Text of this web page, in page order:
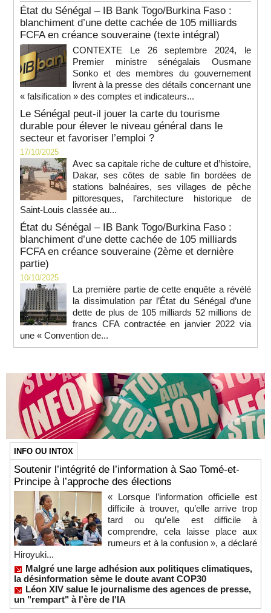
État du Sénégal – IB Bank Togo/Burkina Faso :
blanchiment d’une dette cachée de 105 milliards
FCFA en créance souveraine (texte intégral)
CONTEXTE Le 26 septembre 2024, le
Premier ministre sénégalais Ousmane
Sonko et des membres du gouvernement
livrent à la presse des détails concernant une
« falsification » des comptes et indicateurs...
Le Sénégal peut-il jouer la carte du tourisme
durable pour élever le niveau général dans le
secteur et favoriser l’emploi ?
17/10/2025
Avec sa capitale riche de culture et d’histoire,
Dakar, ses côtes de sable fin bordées de
stations balnéaires, ses villages de pêche
pittoresques, l’architecture historique de
Saint-Louis classée au...
État du Sénégal – IB Bank Togo/Burkina Faso :
blanchiment d’une dette cachée de 105 milliards
FCFA en créance souveraine (2ème et dernière
partie)
10/10/2025
La première partie de cette enquête a révélé
la dissimulation par l’État du Sénégal d’une
dette de plus de 105 milliards 52 millions de
francs CFA contractée en janvier 2022 via
une « Convention de...
INFO OU INTOX
Soutenir l’intégrité de l’information à Sao Tomé-et-
Principe à l’approche des élections
« Lorsque l’information officielle est
difficile à trouver, qu’elle arrive trop
tard ou qu’elle est difficile à
comprendre, cela laisse place aux
rumeurs et à la confusion », a déclaré
Hiroyuki...
Malgré une large adhésion aux politiques climatiques,
la désinformation sème le doute avant COP30
Léon XIV salue le journalisme des agences de presse,
un "rempart" à l'ère de l'IA